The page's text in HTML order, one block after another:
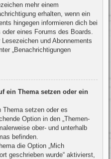
mehr einem
erhalten, wenn ein
hingegen informieren dich bei
eines Forums des Boards.
und Abonnements
„Benachrichtigungen
ein Thema setzen oder ein
Thema setzen oder es
Option in den „Themen-
ober- und unterhalb
befinden.
die Option „Mich
geschrieben wurde“ aktivierst,